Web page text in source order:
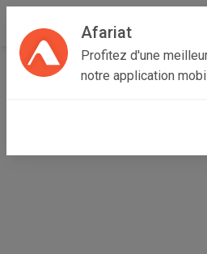
Afariat
Profitez d'une
notre application
Accueil Recherche Véhicules